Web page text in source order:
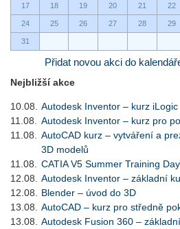
17 18 19 20 21 22
24 25 26 27 28 29
31
Přidat novou akci do
Nejbližší akce
10.08.
Autodesk Inventor – kurz iLogic
11.08.
Autodesk Inventor – kurz pro
11.08.
AutoCAD kurz – vytváření a
3D modelů
11.08.
CATIA V5 Summer Training
12.08.
Autodesk Inventor – základní
12.08.
Blender – úvod do 3D
13.08.
AutoCAD – kurz pro středně
13.08.
Autodesk Fusion 360 –